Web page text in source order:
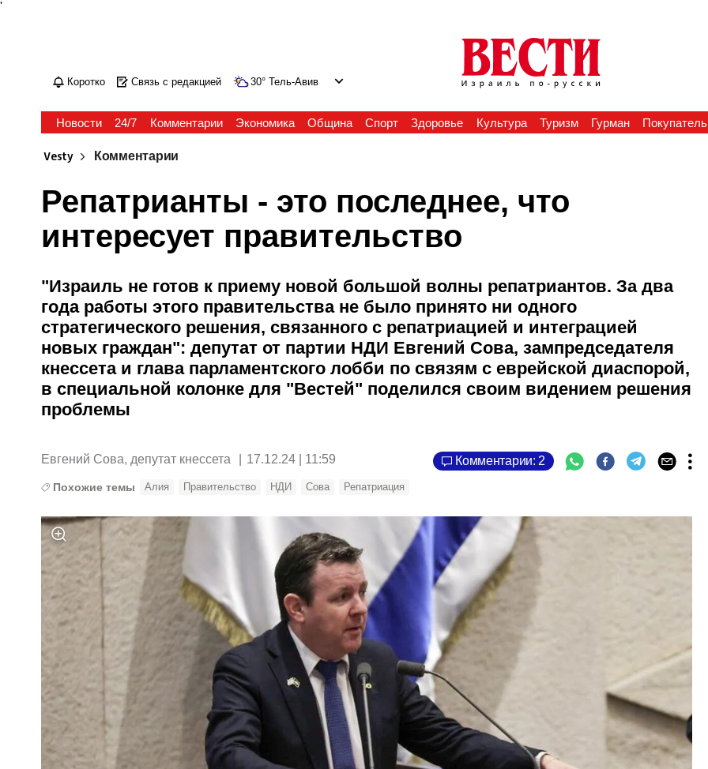
'
Коротко Связь с редакцией 30° Тель-Авив
Новости 24/7 Комментарии Экономика Община Спорт Здоровье Культура Туризм Гурман Покупатель
Vesty Комментарии
Репатрианты - это последнее, что
интересует правительство
"Израиль не готов к приему новой большой волны репатриантов. За два
года работы этого правительства не было принято ни одного
стратегического решения, связанного с репатриацией и интеграцией
новых граждан": депутат от партии НДИ Евгений Сова, зампредседателя
кнессета и глава парламентского лобби по связям с еврейской диаспорой,
в специальной колонке для "Вестей" поделился своим видением решения
проблемы
Евгений Сова, депутат кнессета 17.12.24 | 11:59 Комментарии: 2
Похожие темы Алия Правительство НДИ Сова Репатриация